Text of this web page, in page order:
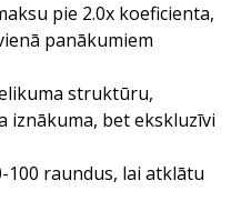
pie 2.0x koeficienta,
panākumiem
struktūru,
iznākuma, bet ekskluzīvi
raundus, lai atklātu